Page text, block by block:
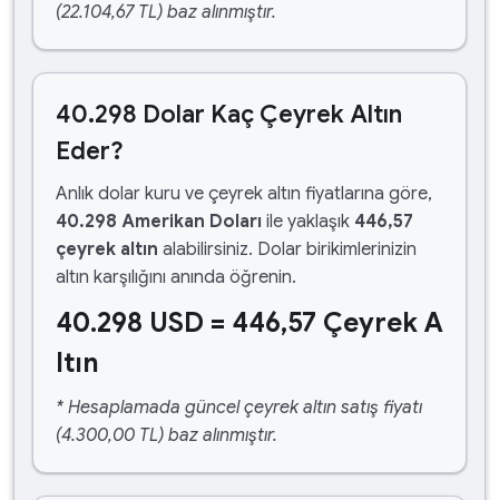
(22.104,67 TL) baz alınmıştır.
40.298 Dolar Kaç Çeyrek Altın
Eder?
Anlık dolar kuru ve çeyrek altın fiyatlarına göre,
40.298 Amerikan Doları ile yaklaşık 446,57
çeyrek altın alabilirsiniz. Dolar birikimlerinizin
altın karşılığını anında öğrenin.
40.298 USD = 446,57 Çeyrek A
ltın
* Hesaplamada güncel çeyrek altın satış fiyatı
(4.300,00 TL) baz alınmıştır.